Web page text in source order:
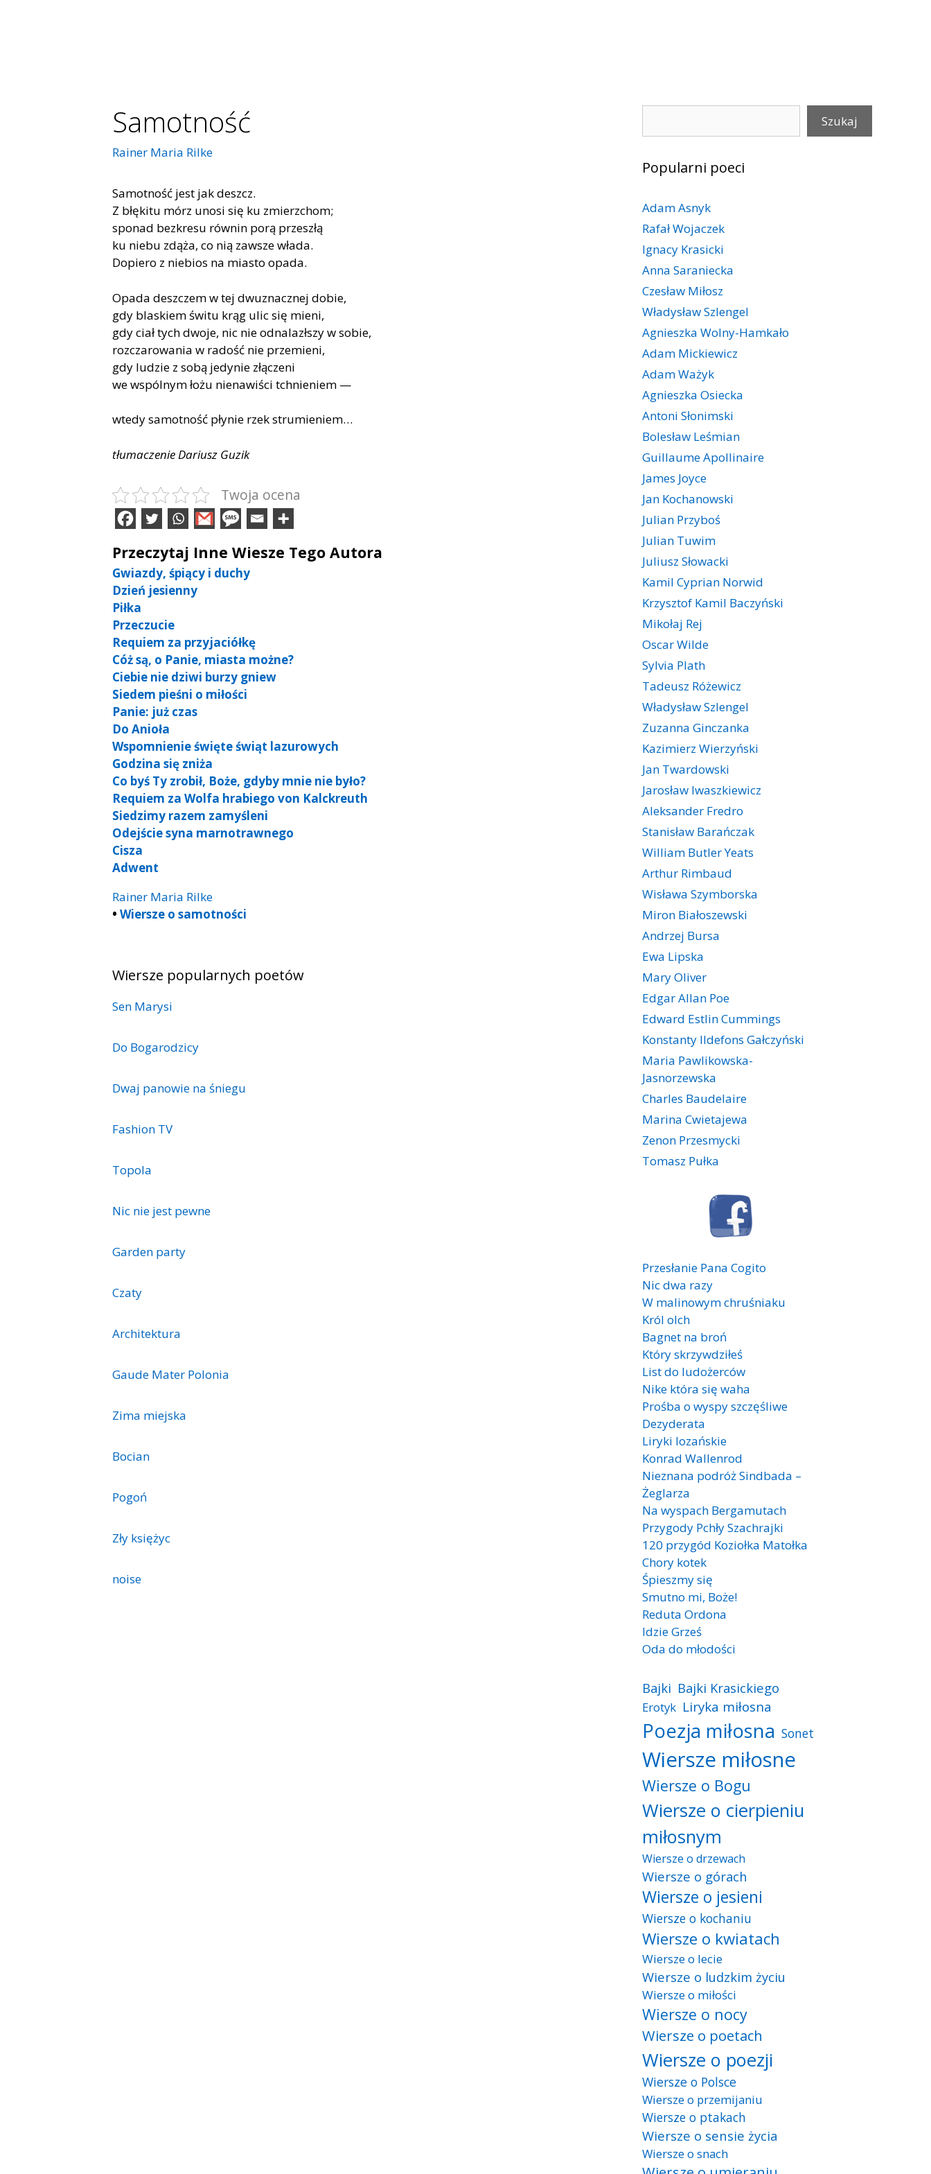
Samotność
Rainer Maria Rilke
Samotność jest jak deszcz.
Z błękitu mórz unosi się ku zmierzchom;
sponad bezkresu równin porą przeszłą
ku niebu zdąża, co nią zawsze włada.
Dopiero z niebios na miasto opada.
Opada deszczem w tej dwuznacznej dobie,
gdy blaskiem świtu krąg ulic się mieni,
gdy ciał tych dwoje, nic nie odnalazłszy w sobie,
rozczarowania w radość nie przemieni,
gdy ludzie z sobą jedynie złączeni
we wspólnym łożu nienawiści tchnieniem —
wtedy samotność płynie rzek strumieniem…
tłumaczenie Dariusz Guzik
Twoja ocena
Przeczytaj Inne Wiesze Tego Autora
Gwiazdy, śpiący i duchy
Dzień jesienny
Piłka
Przeczucie
Requiem za przyjaciółkę
Cóż są, o Panie, miasta możne?
Ciebie nie dziwi burzy gniew
Siedem pieśni o miłości
Panie: już czas
Do Anioła
Wspomnienie święte świąt lazurowych
Godzina się zniża
Co byś Ty zrobił, Boże, gdyby mnie nie było?
Requiem za Wolfa hrabiego von Kalckreuth
Siedzimy razem zamyśleni
Odejście syna marnotrawnego
Cisza
Adwent
Rainer Maria Rilke
• Wiersze o samotności
Wiersze popularnych poetów
Sen Marysi
Do Bogarodzicy
Dwaj panowie na śniegu
Fashion TV
Topola
Nic nie jest pewne
Garden party
Czaty
Architektura
Gaude Mater Polonia
Zima miejska
Bocian
Pogoń
Zły księżyc
noise
Szukaj
Popularni poeci
Adam Asnyk
Rafał Wojaczek
Ignacy Krasicki
Anna Saraniecka
Czesław Miłosz
Władysław Szlengel
Agnieszka Wolny-Hamkało
Adam Mickiewicz
Adam Ważyk
Agnieszka Osiecka
Antoni Słonimski
Bolesław Leśmian
Guillaume Apollinaire
James Joyce
Jan Kochanowski
Julian Przyboś
Julian Tuwim
Juliusz Słowacki
Kamil Cyprian Norwid
Krzysztof Kamil Baczyński
Mikołaj Rej
Oscar Wilde
Sylvia Plath
Tadeusz Różewicz
Władysław Szlengel
Zuzanna Ginczanka
Kazimierz Wierzyński
Jan Twardowski
Jarosław Iwaszkiewicz
Aleksander Fredro
Stanisław Barańczak
William Butler Yeats
Arthur Rimbaud
Wisława Szymborska
Miron Białoszewski
Andrzej Bursa
Ewa Lipska
Mary Oliver
Edgar Allan Poe
Edward Estlin Cummings
Konstanty Ildefons Gałczyński
Maria Pawlikowska-
Jasnorzewska
Charles Baudelaire
Marina Cwietajewa
Zenon Przesmycki
Tomasz Pułka
Przesłanie Pana Cogito
Nic dwa razy
W malinowym chruśniaku
Król olch
Bagnet na broń
Który skrzywdziłeś
List do ludożerców
Nike która się waha
Prośba o wyspy szczęśliwe
Dezyderata
Liryki lozańskie
Konrad Wallenrod
Nieznana podróż Sindbada –
Żeglarza
Na wyspach Bergamutach
Przygody Pchły Szachrajki
120 przygód Koziołka Matołka
Chory kotek
Śpieszmy się
Smutno mi, Boże!
Reduta Ordona
Idzie Grześ
Oda do młodości
Bajki Bajki Krasickiego
Erotyk Liryka miłosna
Poezja miłosna Sonet
Wiersze miłosne
Wiersze o Bogu
Wiersze o cierpieniu
miłosnym
Wiersze o drzewach
Wiersze o górach
Wiersze o jesieni
Wiersze o kochaniu
Wiersze o kwiatach
Wiersze o lecie
Wiersze o ludzkim życiu
Wiersze o miłości
Wiersze o nocy
Wiersze o poetach
Wiersze o poezji
Wiersze o Polsce
Wiersze o przemijaniu
Wiersze o ptakach
Wiersze o sensie życia
Wiersze o snach